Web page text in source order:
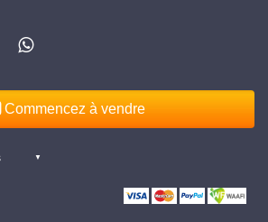
Commencez à vendre